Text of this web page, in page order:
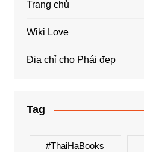
Trang chủ
Wiki Love
Địa chỉ cho Phái đẹp
Tag
#ThaiHaBooks